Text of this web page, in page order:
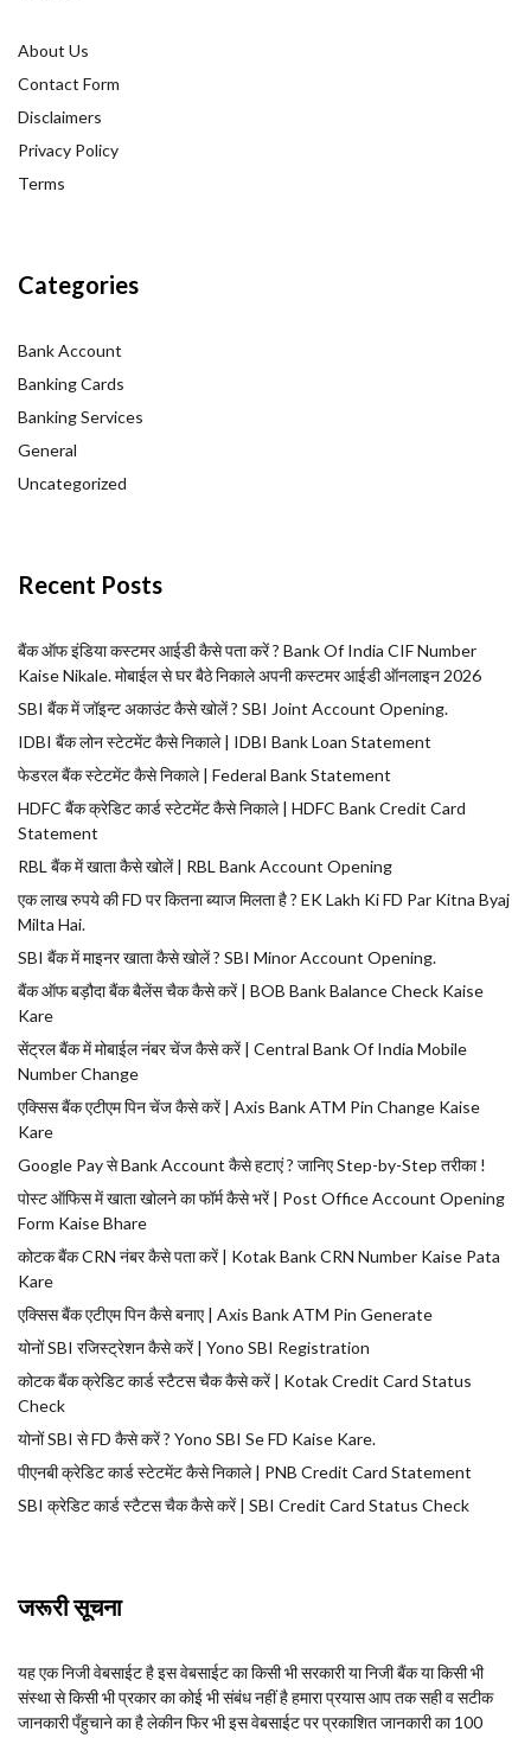
About Us
Contact Form
Disclaimers
Privacy Policy
Terms
Categories
Bank Account
Banking Cards
Banking Services
General
Uncategorized
Recent Posts
बैंक ऑफ इंडिया कस्टमर आईडी कैसे पता करें ? Bank Of India CIF Number
Kaise Nikale. मोबाईल से घर बैठे निकाले अपनी कस्टमर आईडी ऑनलाइन 2026
SBI बैंक में जॉइन्ट अकाउंट कैसे खोलें ? SBI Joint Account Opening.
IDBI बैंक लोन स्टेटमेंट कैसे निकाले | IDBI Bank Loan Statement
फेडरल बैंक स्टेटमेंट कैसे निकाले | Federal Bank Statement
HDFC बैंक क्रेडिट कार्ड स्टेटमेंट कैसे निकाले | HDFC Bank Credit Card
Statement
RBL बैंक में खाता कैसे खोलें | RBL Bank Account Opening
एक लाख रुपये की FD पर कितना ब्याज मिलता है ? EK Lakh Ki FD Par Kitna Byaj
Milta Hai.
SBI बैंक में माइनर खाता कैसे खोलें ? SBI Minor Account Opening.
बैंक ऑफ बड़ौदा बैंक बैलेंस चैक कैसे करें | BOB Bank Balance Check Kaise
Kare
सेंट्रल बैंक में मोबाईल नंबर चेंज कैसे करें | Central Bank Of India Mobile
Number Change
एक्सिस बैंक एटीएम पिन चेंज कैसे करें | Axis Bank ATM Pin Change Kaise
Kare
Google Pay से Bank Account कैसे हटाएं ? जानिए Step-by-Step तरीका !
पोस्ट ऑफिस में खाता खोलने का फॉर्म कैसे भरें | Post Office Account Opening
Form Kaise Bhare
कोटक बैंक CRN नंबर कैसे पता करें | Kotak Bank CRN Number Kaise Pata
Kare
एक्सिस बैंक एटीएम पिन कैसे बनाए | Axis Bank ATM Pin Generate
योनों SBI रजिस्ट्रेशन कैसे करें | Yono SBI Registration
कोटक बैंक क्रेडिट कार्ड स्टैटस चैक कैसे करें | Kotak Credit Card Status
Check
योनों SBI से FD कैसे करें ? Yono SBI Se FD Kaise Kare.
पीएनबी क्रेडिट कार्ड स्टेटमेंट कैसे निकाले | PNB Credit Card Statement
SBI क्रेडिट कार्ड स्टैटस चैक कैसे करें | SBI Credit Card Status Check
जरूरी सूचना
यह एक निजी वेबसाईट है इस वेबसाईट का किसी भी सरकारी या निजी बैंक या किसी भी
संस्था से किसी भी प्रकार का कोई भी संबंध नहीं है हमारा प्रयास आप तक सही व सटीक
जानकारी पँहुचाने का है लेकीन फिर भी इस वेबसाईट पर प्रकाशित जानकारी का 100